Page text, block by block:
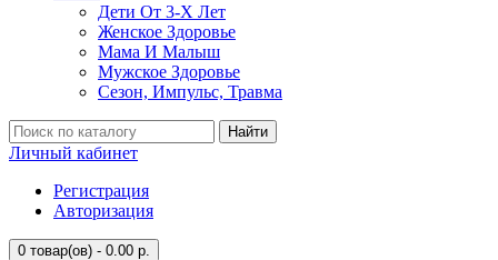
Дети От 3-Х Лет
Женское Здоровье
Мама И Малыш
Мужское Здоровье
Сезон, Импульс, Травма
Найти
Личный кабинет
Регистрация
Авторизация
0 товар(ов) - 0.00 р.